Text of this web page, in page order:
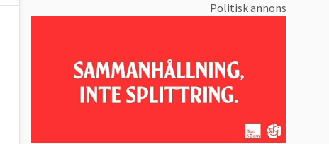
Politisk annons